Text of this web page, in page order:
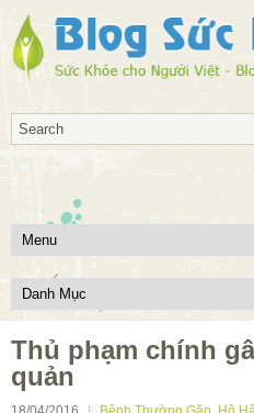
Thủ phạm chính
quản